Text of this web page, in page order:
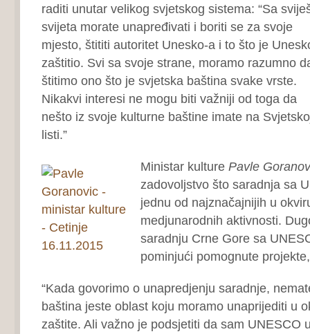
raditi unutar velikog svjetskog sistema: “Sa
svijeta morate unapređivati i boriti se za svoje
mjesto, štititi autoritet Unesko-a i to što je
zaštitio. Svi sa svoje strane, moramo razumno
štitimo ono što je svjetska baština svake vrste.
Nikakvi interesi ne mogu biti važniji od toga da
nešto iz svoje kulturne baštine imate na
listi.”
Ministar kulture Pavle
zadovoljstvo što saradnja sa
jednu od najznačajnijih u
medjunarodnih aktivnosti.
saradnju Crne Gore sa
pominjući pomognute
“Kada govorimo o unapredjenju saradnje,
baština jeste oblast koju moramo unaprijediti u
zaštite. Ali važno je podsjetiti da sam UNESCO